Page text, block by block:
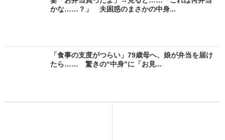
かな……？」 夫困惑のまさかの中身...
「食事の支度がつらい」79歳母へ、娘が弁当を届け
たら…… 驚きの“中身”に「お見...